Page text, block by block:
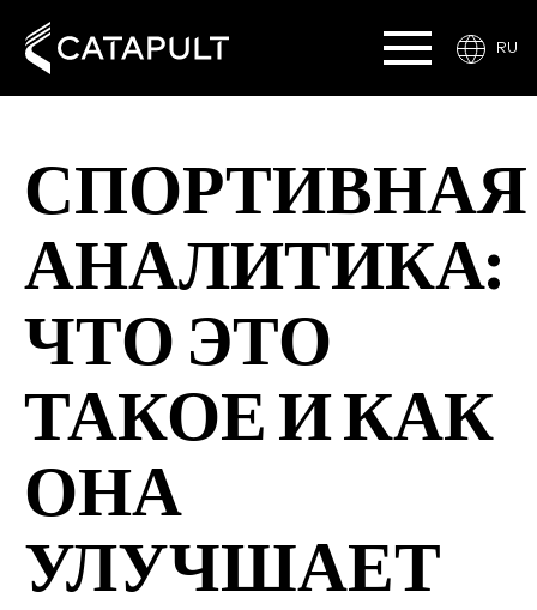
RU
СПОРТИВНАЯ
АНАЛИТИКА:
ЧТО ЭТО
ТАКОЕ И КАК
ОНА
УЛУЧШАЕТ